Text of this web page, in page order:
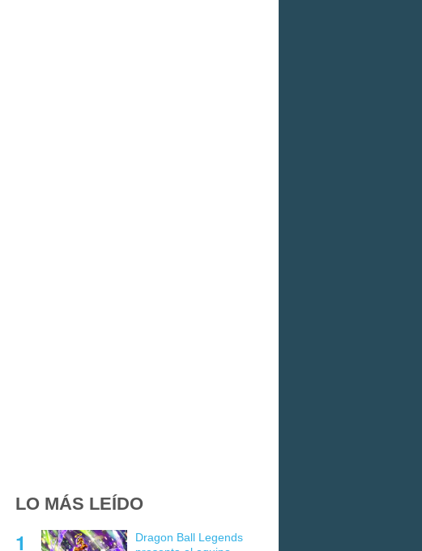
LO MÁS LEÍDO
Dragon Ball Legends